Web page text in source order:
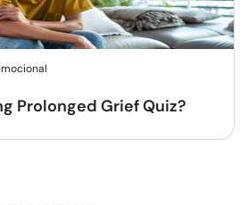
Prolonged Grief Quiz?